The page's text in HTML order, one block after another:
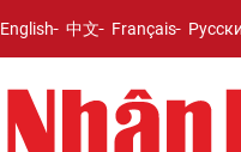
English 中文 Français